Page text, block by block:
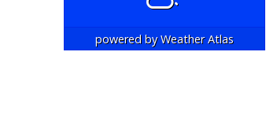
powered byWeather Atlas